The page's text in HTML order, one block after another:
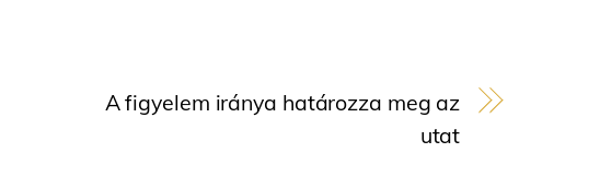
A figyelem iránya határozza meg az
utat